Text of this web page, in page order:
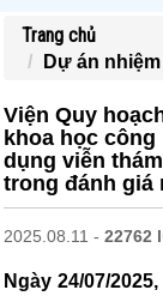
Trang chủ
Dự án
Viện Quy
khoa học
dụng viễn
trong đánh giá
2025.08.11 - 22762
Ngày 24/07/